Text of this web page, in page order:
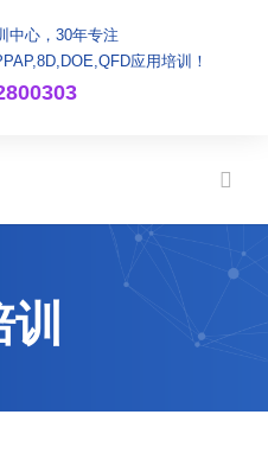
中心，30年专注
应用培训！